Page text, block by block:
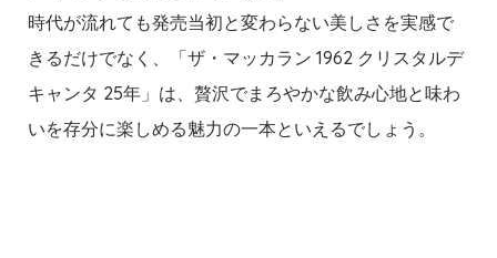
時代が流れても発売当初と変わらない美しさを実感で
きるだけでなく、「ザ・マッカラン 1962 クリスタルデ
キャンタ 25年」は、贅沢でまろやかな飲み心地と味わ
いを存分に楽しめる魅力の一本といえるでしょう。